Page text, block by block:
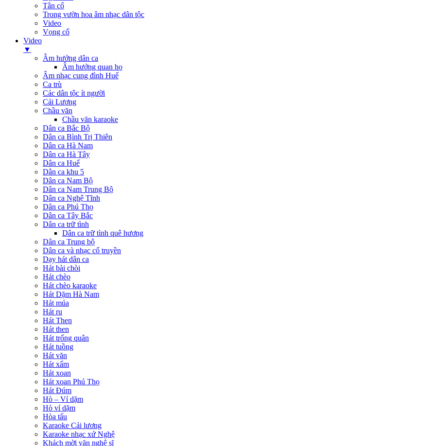
Tân cổ
Trong vườn hoa âm nhạc dân tộc
Video
Vọng cổ
Video
▼
Âm hưởng dân ca
Âm hưởng quan họ
Âm nhạc cung đình Huế
Ca trù
Các dân tộc ít người
Cải Lương
Chầu văn
Chầu văn karaoke
Dân ca Bắc Bộ
Dân ca Bình Trị Thiên
Dân ca Hà Nam
Dân ca Hà Tây
Dân ca Huế
Dân ca khu 5
Dân ca Nam Bộ
Dân ca Nam Trung Bộ
Dân ca Nghệ Tĩnh
Dân ca Phú Thọ
Dân ca Tây Bắc
Dân ca trữ tình
Dân ca trữ tình quê hương
Dân ca Trung bộ
Dân ca và nhạc cổ truyền
Dạy hát dân ca
Hát bài chòi
Hát chèo
Hát chèo karaoke
Hát Dặm Hà Nam
Hát múa
Hát ru
Hát Then
Hát then
Hát trống quân
Hát tuồng
Hát văn
Hát xẩm
Hát xoan
Hát xoan Phú Thọ
Hát Đúm
Hò – Ví dặm
Hò ví dặm
Hòa tấu
Karaoke Cải lương
Karaoke nhạc xứ Nghệ
Khách mời văn nghệ sĩ